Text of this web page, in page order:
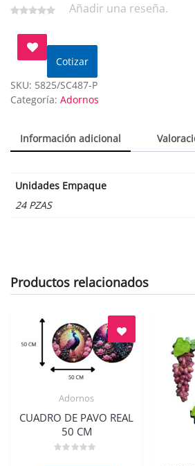
Añadir una reseña.
Cotizar
SKU: 5825/SC487-P
Categoría: Adornos
Información adicional
Unidades Empaque
24 PZAS
Productos relacionados
Adornos
CUADRO DE PAVO REAL
50 CM